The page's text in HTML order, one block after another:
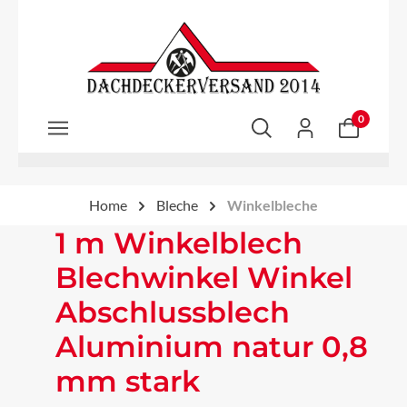
Zum Hauptinhalt springen
0
Home Bleche Winkelbleche
1 m Winkelblech
Blechwinkel Winkel
Abschlussblech
Aluminium natur 0,8
mm stark